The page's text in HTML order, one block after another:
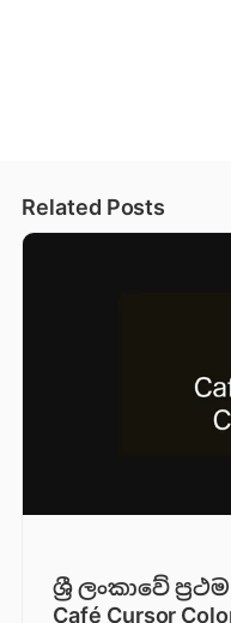
Related Posts
ශ්‍රී ලංකාවේ
Café Cursor